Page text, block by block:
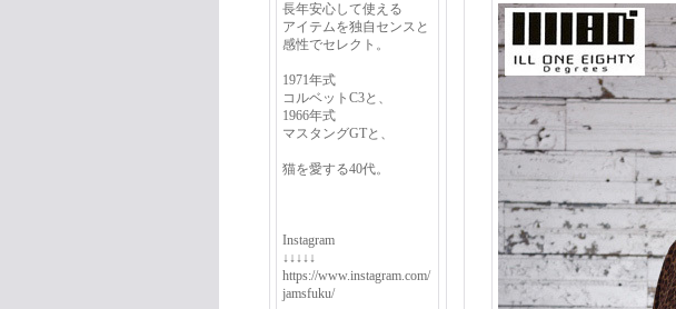
長年安心して使える
アイテムを独自センスと
感性でセレクト。
1971年式
コルベットC3と、
1966年式
マスタングGTと、
猫を愛する40代。
Instagram
↓↓↓↓↓
https://www.instagram.com/
jamsfuku/